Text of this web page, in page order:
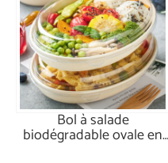
Bol à salade
biodégradable ovale en
canne à sucre de 26 oz